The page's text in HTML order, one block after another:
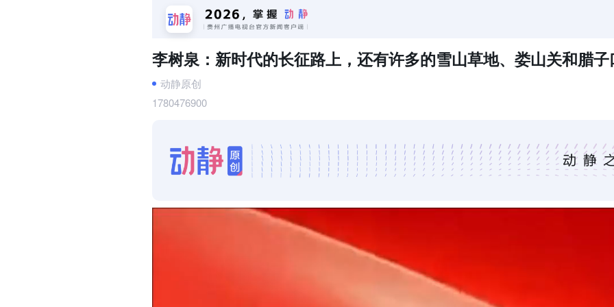
李树泉：新时代的长征路上，还有许多的雪山草地、娄山关和腊子
动静原创
1780476900